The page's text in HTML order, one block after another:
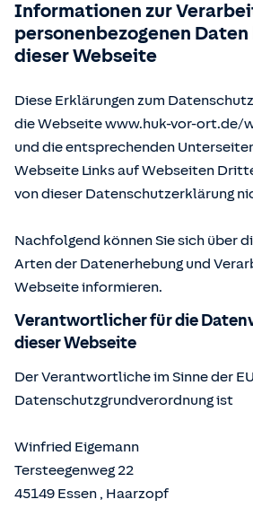
Informationen zur
personenbezogenen
dieser Webseite
Diese Erklärungen zum
die Webseite www.huk-vor-ort.de/
und die entsprechenden
Webseite Links auf Webseiten
von dieser Datenschutzerklärung
Nachfolgend können Sie sich über
Arten der Datenerhebung und
Webseite informieren.
Verantwortlicher für die
dieser Webseite
Der Verantwortliche im Sinne der
Datenschutzgrundverordnung ist
Winfried Eigemann
Tersteegenweg 22
45149 Essen , Haarzopf